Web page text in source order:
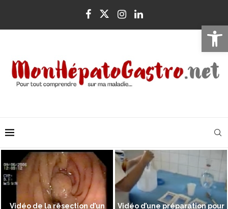
Ouvrir
Vidéo de la résection d’un
Vidéo d’une préparation pour